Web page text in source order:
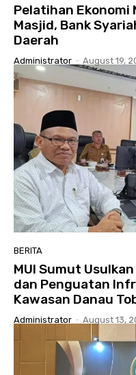
Pelatihan Ekonomi
Masjid, Bank
Daerah
Administrator - August 19,
BERITA
MUI Sumut
dan Penguatan
Kawasan Danau
Administrator - August 13,